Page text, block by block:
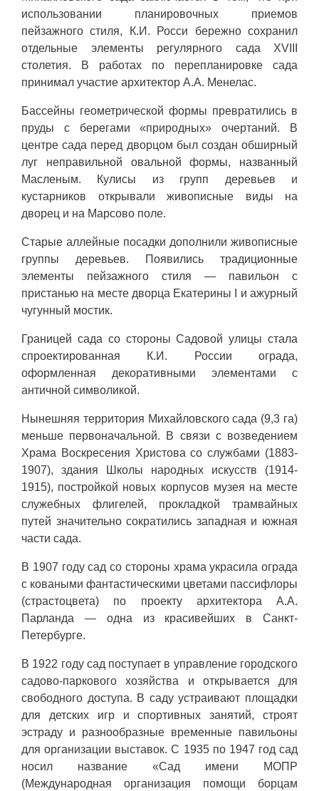
использовании планировочных приемов
пейзажного стиля, К.И. Росси бережно сохранил
отдельные элементы регулярного сада XVIII
столетия. В работах по перепланировке сада
принимал участие архитектор А.А. Менелас.
Бассейны геометрической формы превратились в
пруды с берегами «природных» очертаний. В
центре сада перед дворцом был создан обширный
луг неправильной овальной формы, названный
Масленым. Кулисы из групп деревьев и
кустарников открывали живописные виды на
дворец и на Марсово поле.
Старые аллейные посадки дополнили живописные
группы деревьев. Появились традиционные
элементы пейзажного стиля — павильон с
пристанью на месте дворца Екатерины I и ажурный
чугунный мостик.
Границей сада со стороны Садовой улицы стала
спроектированная К.И. России ограда,
оформленная декоративными элементами с
античной символикой.
Нынешняя территория Михайловского сада (9,3 га)
меньше первоначальной. В связи с возведением
Храма Воскресения Христова со службами (1883-
1907), здания Школы народных искусств (1914-
1915), постройкой новых корпусов музея на месте
служебных флигелей, прокладкой трамвайных
путей значительно сократились западная и южная
части сада.
В 1907 году сад со стороны храма украсила ограда
с коваными фантастическими цветами пассифлоры
(страстоцвета) по проекту архитектора А.А.
Парланда — одна из красивейших в Санкт-
Петербурге.
В 1922 году сад поступает в управление городского
садово-паркового хозяйства и открывается для
свободного доступа. В саду устраивают площадки
для детских игр и спортивных занятий, строят
эстраду и разнообразные временные павильоны
для организации выставок. С 1935 по 1947 год сад
носил название «Сад имени МОПР
(Международная организация помощи борцам